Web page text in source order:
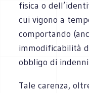
fisica o
cui vigono a
comportando
immodificabilità
obbligo di
Tale carenza,